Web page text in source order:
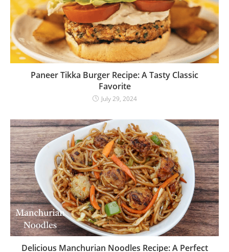
Paneer Tikka Burger Recipe: A Tasty Classic
Favorite
July 29, 2024
Delicious Manchurian Noodles Recipe: A Perfect